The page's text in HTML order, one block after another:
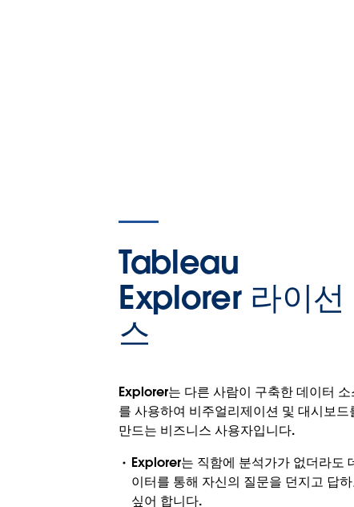
Tableau
Explorer 라이선
스
Explorer는 다른 사람이 구축한 데이터 소
를 사용하여 비주얼리제이션 및 대시보드
만드는 비즈니스 사용자입니다.
Explorer는 직함에 분석가가 없더라도
이터를 통해 자신의 질문을 던지고 답
싶어 합니다.